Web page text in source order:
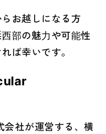
お越しになる方
部の魅力や可能性
ば幸いです。
社が運営する、横